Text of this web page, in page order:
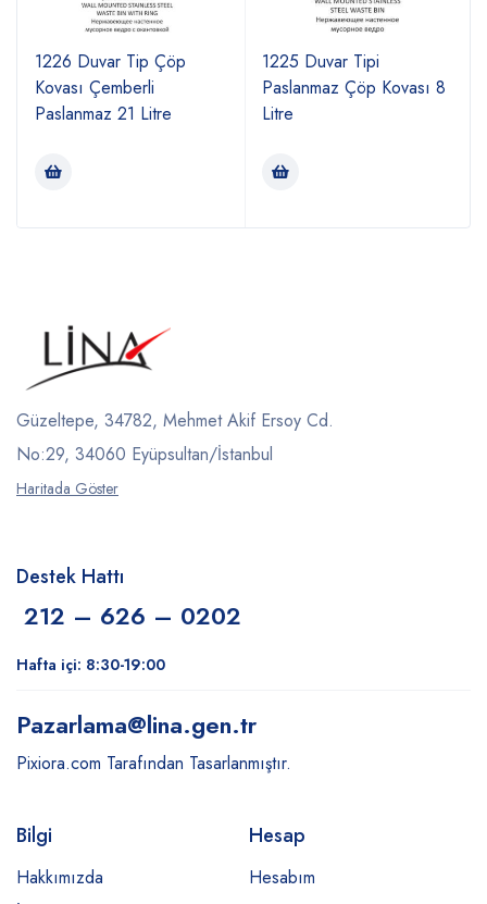
1226 Duvar Tip Çöp
Kovası Çemberli
Paslanmaz 21 Litre
1225 Duvar Tipi
Paslanmaz Çöp Kovası 8
Litre
Güzeltepe, 34782, Mehmet Akif Ersoy Cd.
No:29, 34060 Eyüpsultan/İstanbul
Haritada Göster
Destek Hattı
212 – 626 – 0202
Hafta içi: 8:30-19:00
Pazarlama@lina.gen.tr
Pixiora.com Tarafından Tasarlanmıştır.
Bilgi
Hakkımızda
Hesap
Hesabım